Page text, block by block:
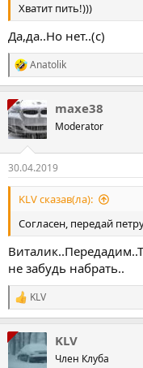
Хватит пить!)))
Да,да..Но нет..(с)
Р
е
а
к
ц
і
:
Anatolik
maxe38
Moderator
30.04.2019
KLV сказав(ла):
Согласен, передай
не забудь набрать..
Р
е
а
к
ц
KLV
KLV
Член Клуба